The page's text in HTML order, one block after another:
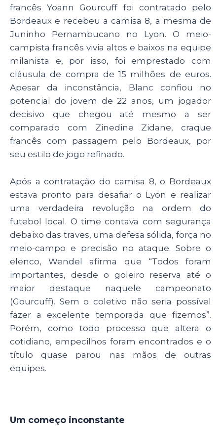
francês Yoann Gourcuff foi contratado pelo
Bordeaux e recebeu a camisa 8, a mesma de
Juninho Pernambucano no Lyon. O meio-
campista francês vivia altos e baixos na equipe
milanista e, por isso, foi emprestado com
cláusula de compra de 15 milhões de euros.
Apesar da inconstância, Blanc confiou no
potencial do jovem de 22 anos, um jogador
decisivo que chegou até mesmo a ser
comparado com Zinedine Zidane, craque
francês com passagem pelo Bordeaux, por
seu estilo de jogo refinado.
Após a contratação do camisa 8, o Bordeaux
estava pronto para desafiar o Lyon e realizar
uma verdadeira revolução na ordem do
futebol local. O time contava com segurança
debaixo das traves, uma defesa sólida, força no
meio-campo e precisão no ataque. Sobre o
elenco, Wendel afirma que “Todos foram
importantes, desde o goleiro reserva até o
maior destaque naquele campeonato
(Gourcuff). Sem o coletivo não seria possível
fazer a excelente temporada que fizemos”.
Porém, como todo processo que altera o
cotidiano, empecilhos foram encontrados e o
título quase parou nas mãos de outras
equipes.
Um começo inconstante